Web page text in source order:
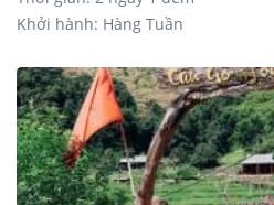
Khởi hành: Hàng Tuần